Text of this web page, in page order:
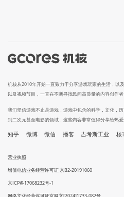
机核从2010年开始一直致力于分享游戏玩家的生活，以
以及视频节目，一直在不断寻找民间高质量的内容创作者
我们坚信游戏不止是游戏，游戏中包含的科学，文化，
到二次元甚至电影的领域，这些内容非常值得分享给热爱
知乎 微博 微信 播客 吉考斯工业 核
营业执照
增值电信业务经营许可证 京B2-20191060
京ICP备17068232号-1